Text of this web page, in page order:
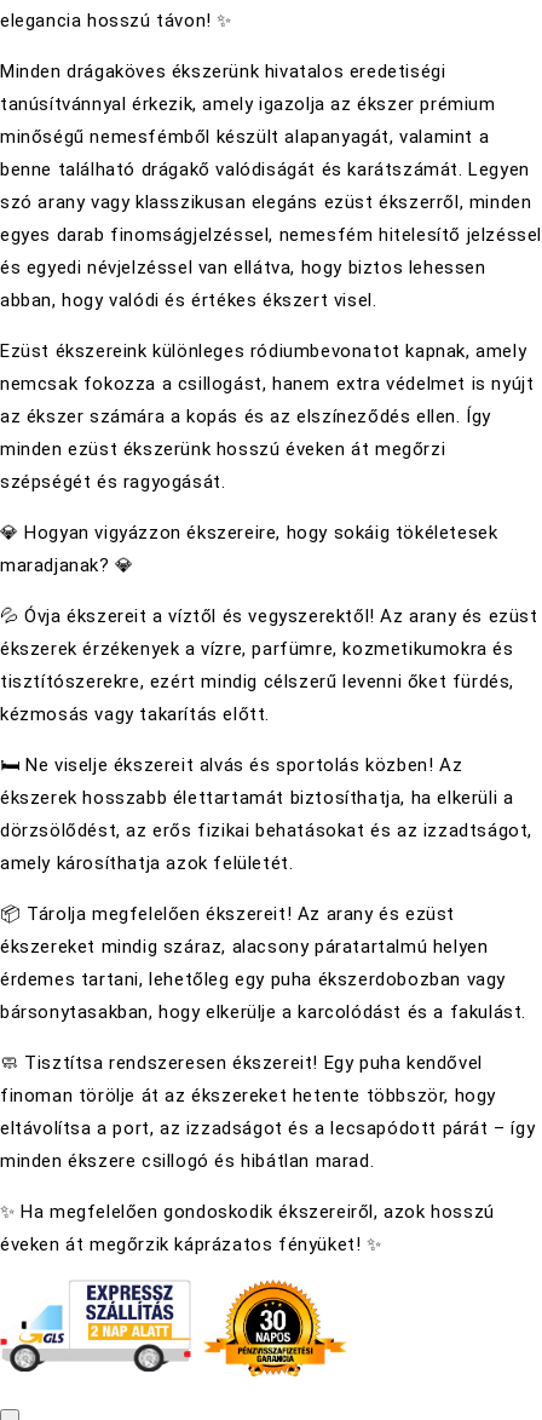
elegancia hosszú távon! ✨
Minden drágaköves ékszerünk hivatalos eredetiségi
tanúsítvánnyal érkezik, amely igazolja az ékszer prémium
minőségű nemesfémből készült alapanyagát, valamint a
benne található drágakő valódiságát és karátszámát. Legyen
szó arany vagy klasszikusan elegáns ezüst ékszerről, minden
egyes darab finomságjelzéssel, nemesfém hitelesítő jelzéssel
és egyedi névjelzéssel van ellátva, hogy biztos lehessen
abban, hogy valódi és értékes ékszert visel.
Ezüst ékszereink különleges ródiumbevonatot kapnak, amely
nemcsak fokozza a csillogást, hanem extra védelmet is nyújt
az ékszer számára a kopás és az elszíneződés ellen. Így
minden ezüst ékszerünk hosszú éveken át megőrzi
szépségét és ragyogását.
💎 Hogyan vigyázzon ékszereire, hogy sokáig tökéletesek
maradjanak? 💎
💦 Óvja ékszereit a víztől és vegyszerektől! Az arany és ezüst
ékszerek érzékenyek a vízre, parfümre, kozmetikumokra és
tisztítószerekre, ezért mindig célszerű levenni őket fürdés,
kézmosás vagy takarítás előtt.
🛏 Ne viselje ékszereit alvás és sportolás közben! Az
ékszerek hosszabb élettartamát biztosíthatja, ha elkerüli a
dörzsölődést, az erős fizikai behatásokat és az izzadtságot,
amely károsíthatja azok felületét.
📦 Tárolja megfelelően ékszereit! Az arany és ezüst
ékszereket mindig száraz, alacsony páratartalmú helyen
érdemes tartani, lehetőleg egy puha ékszerdobozban vagy
bársonytasakban, hogy elkerülje a karcolódást és a fakulást.
🧼 Tisztítsa rendszeresen ékszereit! Egy puha kendővel
finoman törölje át az ékszereket hetente többször, hogy
eltávolítsa a port, az izzadságot és a lecsapódott párát – így
minden ékszere csillogó és hibátlan marad.
✨ Ha megfelelően gondoskodik ékszereiről, azok hosszú
éveken át megőrzik káprázatos fényüket! ✨